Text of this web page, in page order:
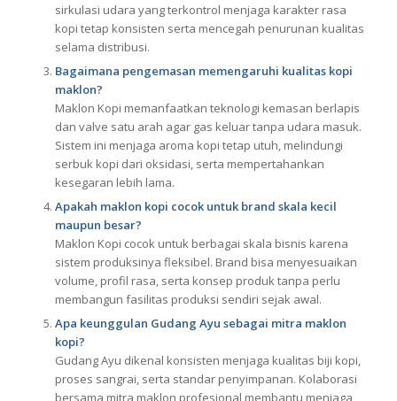
sirkulasi udara yang terkontrol menjaga karakter rasa
kopi tetap konsisten serta mencegah penurunan kualitas
selama distribusi.
Bagaimana pengemasan memengaruhi kualitas kopi
maklon?
Maklon Kopi memanfaatkan teknologi kemasan berlapis
dan valve satu arah agar gas keluar tanpa udara masuk.
Sistem ini menjaga aroma kopi tetap utuh, melindungi
serbuk kopi dari oksidasi, serta mempertahankan
kesegaran lebih lama.
Apakah maklon kopi cocok untuk brand skala kecil
maupun besar?
Maklon Kopi cocok untuk berbagai skala bisnis karena
sistem produksinya fleksibel. Brand bisa menyesuaikan
volume, profil rasa, serta konsep produk tanpa perlu
membangun fasilitas produksi sendiri sejak awal.
Apa keunggulan Gudang Ayu sebagai mitra maklon
kopi?
Gudang Ayu dikenal konsisten menjaga kualitas biji kopi,
proses sangrai, serta standar penyimpanan. Kolaborasi
bersama mitra maklon profesional membantu menjaga